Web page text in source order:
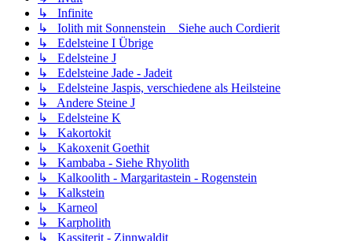
↳ Infinite
↳ Iolith mit Sonnenstein _ Siehe auch Cordierit
↳ Edelsteine I Übrige
↳ Edelsteine J
↳ Edelsteine Jade - Jadeit
↳ Edelsteine Jaspis, verschiedene als Heilsteine
↳ Andere Steine J
↳ Edelsteine K
↳ Kakortokit
↳ Kakoxenit Goethit
↳ Kambaba - Siehe Rhyolith
↳ Kalkoolith - Margaritastein - Rogenstein
↳ Kalkstein
↳ Karneol
↳ Karpholith
↳ Kassiterit - Zinnwaldit